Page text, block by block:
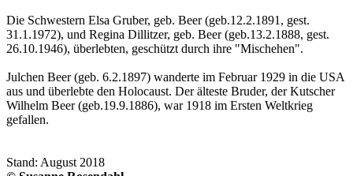
Die Schwestern Elsa Gruber, geb. Beer (geb.12.2.1891, gest.
31.1.1972), und Regina Dillitzer, geb. Beer (geb.13.2.1888, gest.
26.10.1946), überlebten, geschützt durch ihre "Mischehen".
Julchen Beer (geb. 6.2.1897) wanderte im Februar 1929 in die USA
aus und überlebte den Holocaust. Der älteste Bruder, der Kutscher
Wilhelm Beer (geb.19.9.1886), war 1918 im Ersten Weltkrieg
gefallen.
Stand: August 2018